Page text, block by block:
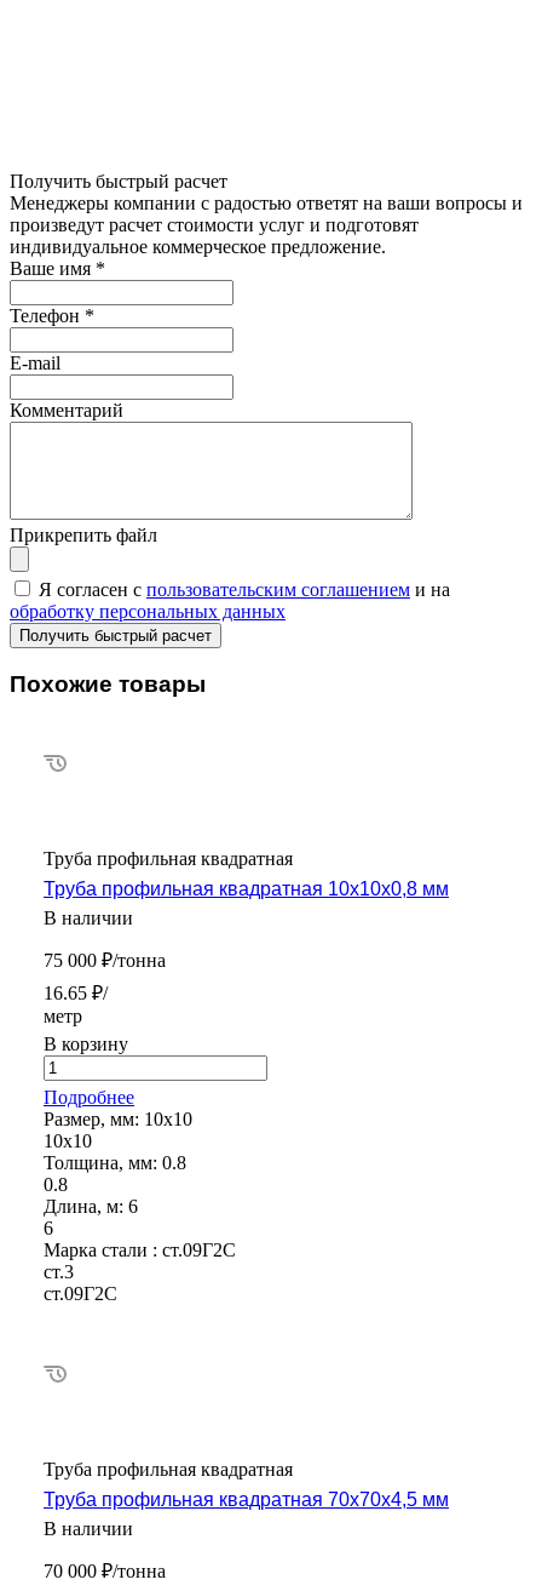
Получить быстрый расчет
Менеджеры компании с радостью ответят на ваши вопросы и
произведут расчет стоимости услуг и подготовят
индивидуальное коммерческое предложение.
Ваше имя *
Телефон *
E-mail
Комментарий
Прикрепить файл
Я согласен с пользовательским соглашением и на
обработку персональных данных
Похожие товары
Труба профильная квадратная
Труба профильная квадратная 10х10х0,8 мм
В наличии
75 000 ₽/тонна
16.65 ₽/
метр
В корзину
Подробнее
Размер, мм: 10х10
10х10
Толщина, мм: 0.8
0.8
Длина, м: 6
6
Марка стали : ст.09Г2С
ст.3
ст.09Г2С
Труба профильная квадратная
Труба профильная квадратная 70х70х4,5 мм
В наличии
70 000 ₽/тонна